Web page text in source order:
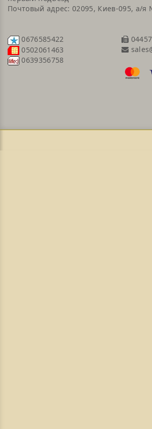
Почтовый адрес: 02095, Киев-095, а/я
0676585422
0502061463
0639356758